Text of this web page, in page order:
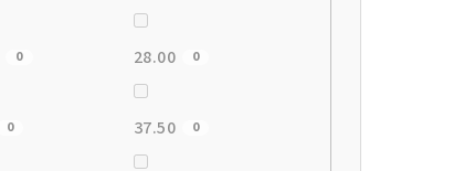
0 28.00 0
0 37.50 0